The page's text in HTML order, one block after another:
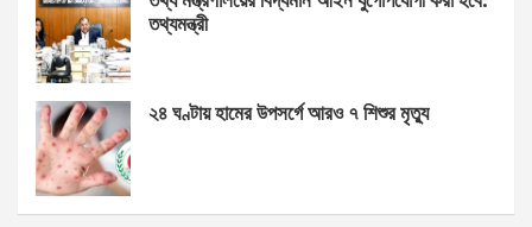
তথ্যমন্ত্রী
২৪ ঘণ্টায় হামের উপসর্গে আরও ৭ শিশুর মৃত্যু